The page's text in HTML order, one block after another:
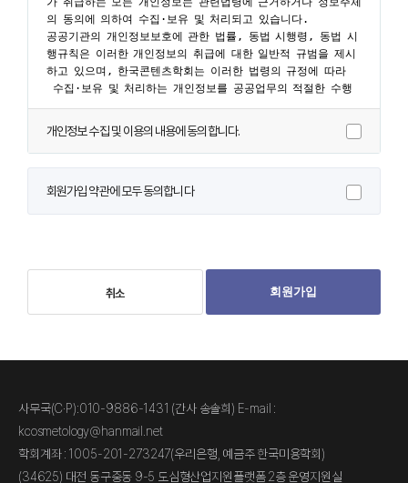
개인정보 수집 및 이용의 내용에 동의합니다.
회원가입 약관에 모두 동의합니다
취소 회원가입
사무국(C·P):010-9886-1431 (간사 송솔희) E-mail :
kcosmetology@hanmail.net
학회계좌 : 1005-201-273247(우리은행, 예금주 한국미용학회)
(34625) 대전 동구중동 9-5 도심형산업지원플랫폼 2층 운영지원실